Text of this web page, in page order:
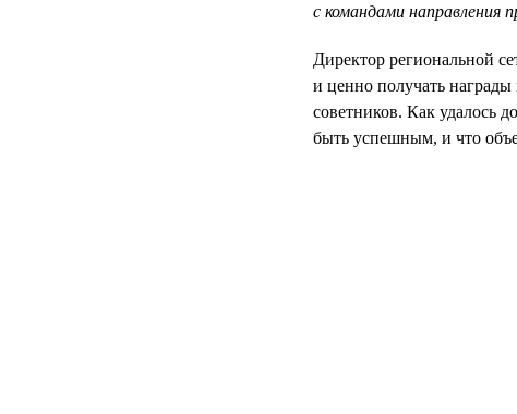
с командами направления
Директор региональной
и ценно получать
советников. Как удалось
быть успешным, и что